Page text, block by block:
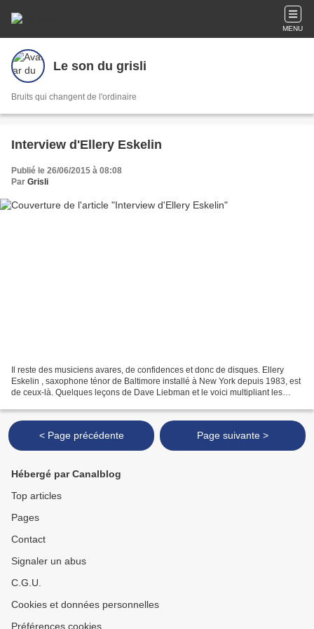
MENU
Le son du grisli
Bruits qui changent de l'ordinaire
Interview d'Ellery Eskelin
Publié le 26/06/2015 à 08:08
Par Grisli
Il reste des musiciens avares, de confidences et donc de disques. Ellery
Eskelin , saxophone ténor de Baltimore installé à New York depuis 1983, est
de ceux-là. Quelques leçons de Dave Liebman et le voici multipliant les
< Page précédente Page suivante >
Hébergé par Canalblog
Top articles
Pages
Contact
Signaler un abus
C.G.U.
Cookies et données personnelles
Préférences cookies